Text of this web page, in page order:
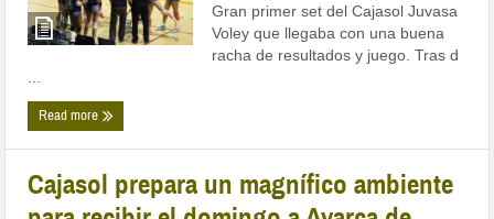
Gran primer set del Cajasol Juvasa
Voley que llegaba con una buena
racha de resultados y juego. Tras d
...
Read more
Cajasol prepara un magnífico ambiente